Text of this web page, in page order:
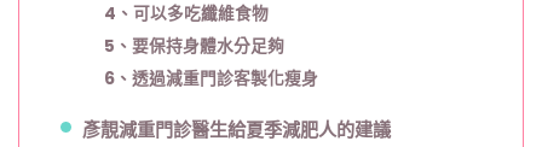
4、可以多吃纖維食物
5、要保持身體水分足夠
6、透過減重門診客製化瘦身
彥靚減重門診醫生給夏季減肥人的建議